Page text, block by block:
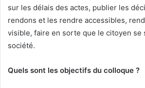
sur les délais des actes, publier les
rendons et les rendre accessibles,
visible, faire en sorte que le citoyen se
société.
Quels sont les objectifs du colloque ?